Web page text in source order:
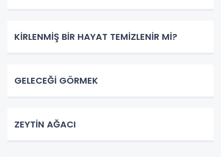
KİRLENMİŞ BİR HAYAT TEMİZLENİR Mİ?
GELECEĞİ GÖRMEK
ZEYTİN AĞACI